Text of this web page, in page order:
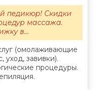
(омолаживающие
уход, завивки).
процедуры.
педикюр! Скидки
массажа.
в...